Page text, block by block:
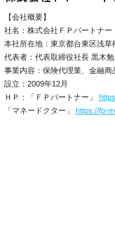
【会社概要】
社名：株式会社ＦＰパートナー
本社所在地：東京都台東区浅草
代表者：代表取締役社長 黒木勉
事業内容：保険代理業、金融
設立：2009年12月
ＨＰ：「ＦＰパートナー」
「マネードクター」 https://fp-